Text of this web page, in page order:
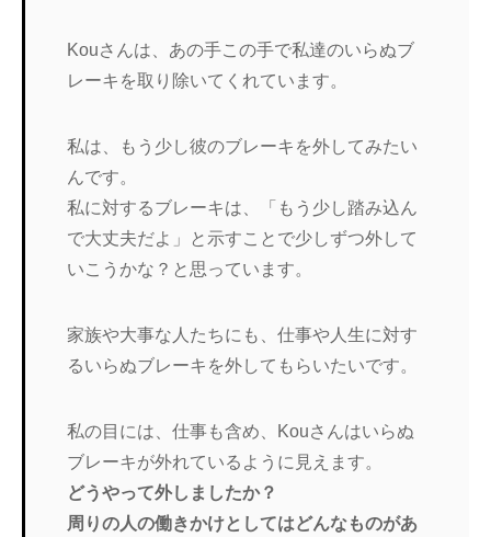
Kouさんは、あの手この手で私達のいらぬブ
レーキを取り除いてくれています。
私は、もう少し彼のブレーキを外してみたい
んです。
私に対するブレーキは、「もう少し踏み込ん
で大丈夫だよ」と示すことで少しずつ外して
いこうかな？と思っています。
家族や大事な人たちにも、仕事や人生に対す
るいらぬブレーキを外してもらいたいです。
私の目には、仕事も含め、Kouさんはいらぬ
ブレーキが外れているように見えます。
どうやって外しましたか？
周りの人の働きかけとしてはどんなものがあ